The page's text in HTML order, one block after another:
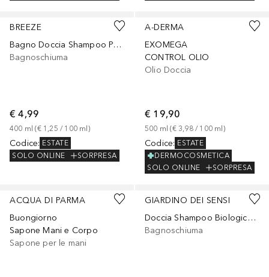
BREEZE
Bagno Doccia Shampoo Patchouly
Bagnoschiuma
€ 4,99
400 ml (€ 1,25 / 100 ml)
Codice: ESTATE
SOLO ONLINE
SORPRESA
A-DERMA
EXOMEGA
CONTROL OLIO
Olio Doccia
€ 19,90
500 ml (€ 3,98 / 100 ml)
Codice: ESTATE
DERMOCOSMETICA
SOLO ONLINE
SORPRESA
ACQUA DI PARMA
Buongiorno
Sapone Mani e Corpo
Sapone per le mani
GIARDINO DEI SENSI
Doccia Shampoo Biologico Argan
Bagnoschiuma